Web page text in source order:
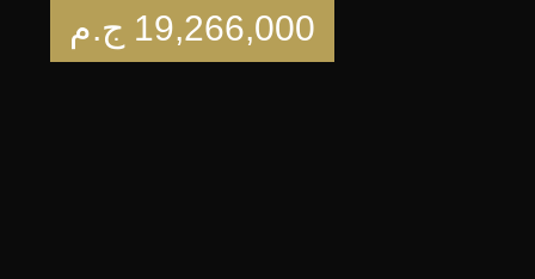
19,266,000 ج.م